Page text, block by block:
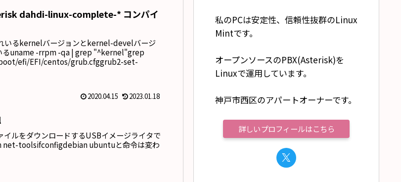
dahdi-linux-complete-* コンパイ
いるkernelバージョンとkernel-develバージ
るuname -rrpm -qa | grep "^kernel"grep
efi/EFI/centos/grub.cfggrub2-set-
2020.04.15 2023.01.18
ルをダウンロードするUSBイメージライタで
net-toolsifconfigdebian ubuntuと命令は変わ
私のPCは安定性、信頼性抜群のLinux
Mintです。
オープンソースのPBX(Asterisk)を
Linuxで運用しています。
神戸市西区のアパートオーナーです。
詳しいプロフィールはこちら